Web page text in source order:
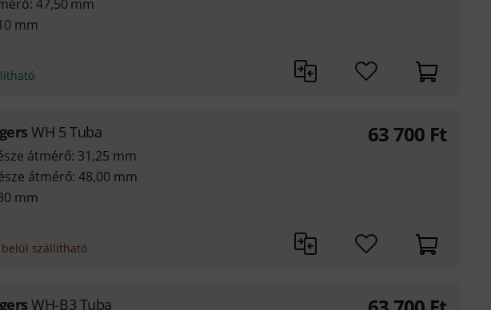
47,50 mm
mm
WH 5 Tuba
átmérő: 31,25 mm
átmérő: 48,00 mm
mm
belül szállítható
63 700 Ft
WH-B3 Tuba